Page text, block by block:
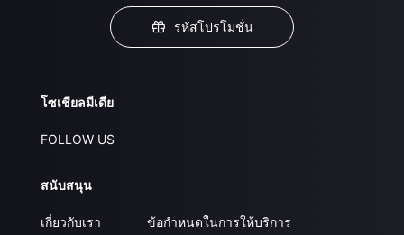
รหัสโปรโมชั่น
โซเชียลมีเดีย
FOLLOW US
สนับสนุน
เกี่ยวกับเรา
ข้อกำหนดในการให้บริการ